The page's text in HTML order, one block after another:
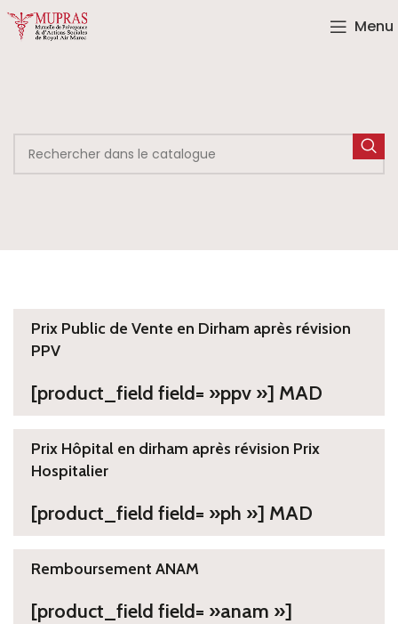
Menu
Prix Public de Vente en Dirham après révision
PPV
[product_field field= »ppv »] MAD
Prix Hôpital en dirham après révision Prix
Hospitalier
[product_field field= »ph »] MAD
Remboursement ANAM
[product_field field= »anam »]